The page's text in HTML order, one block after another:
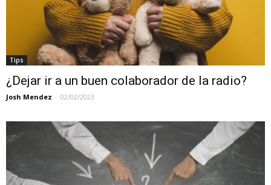
Tips
¿Dejar ir a un buen colaborador de la radio?
Josh Mendez - 02/02/2023